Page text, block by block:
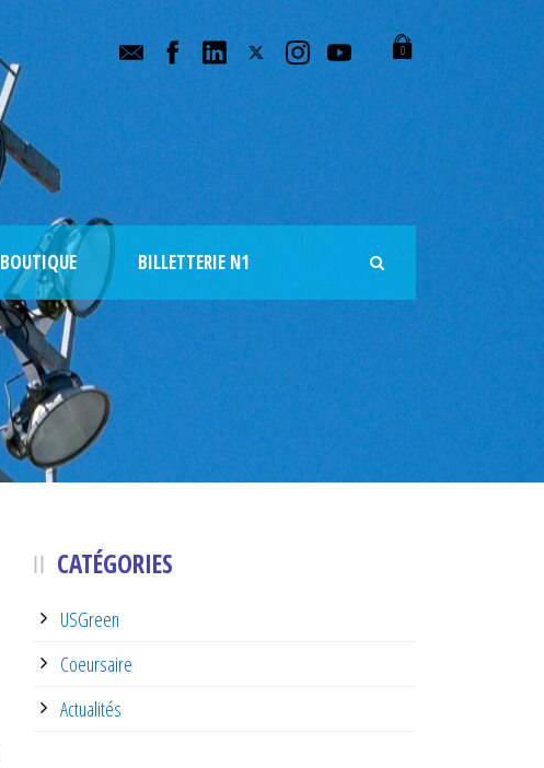
0
BOUTIQUE BILLETTERIE N1
CATÉGORIES
USGreen
Coeursaire
Actualités